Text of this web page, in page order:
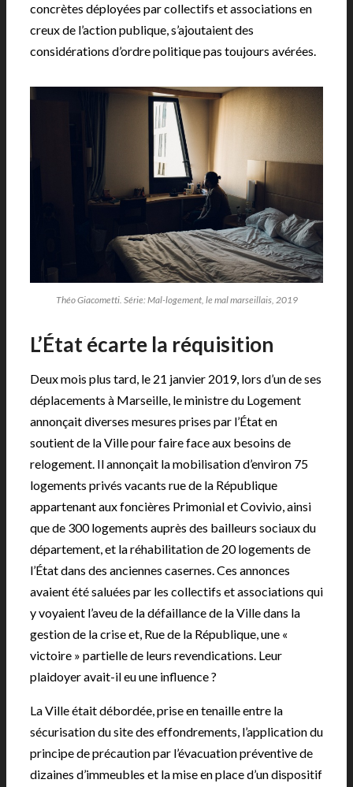
concrètes déployées par collectifs et associations en
creux de l’action publique, s’ajoutaient des
considérations d’ordre politique pas toujours avérées.
Théo Giacometti. Série: Mal-logement, le mal marseillais, 2019
L’État écarte la réquisition
Deux mois plus tard, le 21 janvier 2019, lors d’un de ses
déplacements à Marseille, le ministre du Logement
annonçait diverses mesures prises par l’État en
soutient de la Ville pour faire face aux besoins de
relogement. Il annonçait la mobilisation d’environ 75
logements privés vacants rue de la République
appartenant aux foncières Primonial et Covivio, ainsi
que de 300 logements auprès des bailleurs sociaux du
département, et la réhabilitation de 20 logements de
l’État dans des anciennes casernes. Ces annonces
avaient été saluées par les collectifs et associations qui
y voyaient l’aveu de la défaillance de la Ville dans la
gestion de la crise et, Rue de la République, une «
victoire » partielle de leurs revendications. Leur
plaidoyer avait-il eu une influence ?
La Ville était débordée, prise en tenaille entre la
sécurisation du site des effondrements, l’application du
principe de précaution par l’évacuation préventive de
dizaines d’immeubles et la mise en place d’un dispositif